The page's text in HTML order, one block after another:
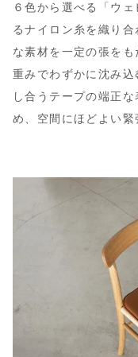
６色から選べる「ウ
るナイロン糸を織り
な素材を一定の張を
重みでわずかに沈み
し合うテープの端正
め、空間にほどよい緊